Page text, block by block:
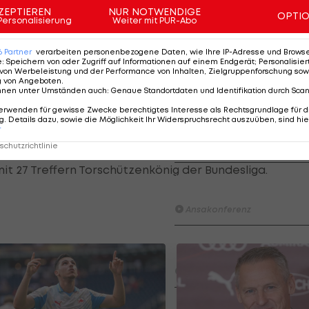
Am Stammtisch bei Andy
Knett
I schau a #LigaZWA - Die
LASK-Traumstart: Sind die
möglich? I #Zwarakonferenz
Zwarakonferenz
HIGHLIGHTS: Rapid-Frauen
noch bis Sommer 2024. Der Angreifer
, wurde vier Mal Meister und drei Mal Cupsieger.
ihn im Jänner 2017 aus seiner Heimat geholt haben,
geliefert.
27 Treffern Torschützenkönig der Bundesliga.
NUR NOTWENDIGE
Weiter mit PUR-Abo
Partner verarbeiten personenbezogene Daten, wie Ihre IP-Adresse und
: Speichern von oder Zugriff auf Informationen auf einem Endgerät;
Werbeleistung und der Performance von Inhalten, Zielgruppenforschung
von Angeboten.
unter Umständen auch: Genaue Standortdaten und Identifikation durch
für gewisse Zwecke berechtigtes Interesse als Rechtsgrundlage für
Details dazu, sowie die Möglichkeit Ihr Widerspruchsrecht auszuüben, sind